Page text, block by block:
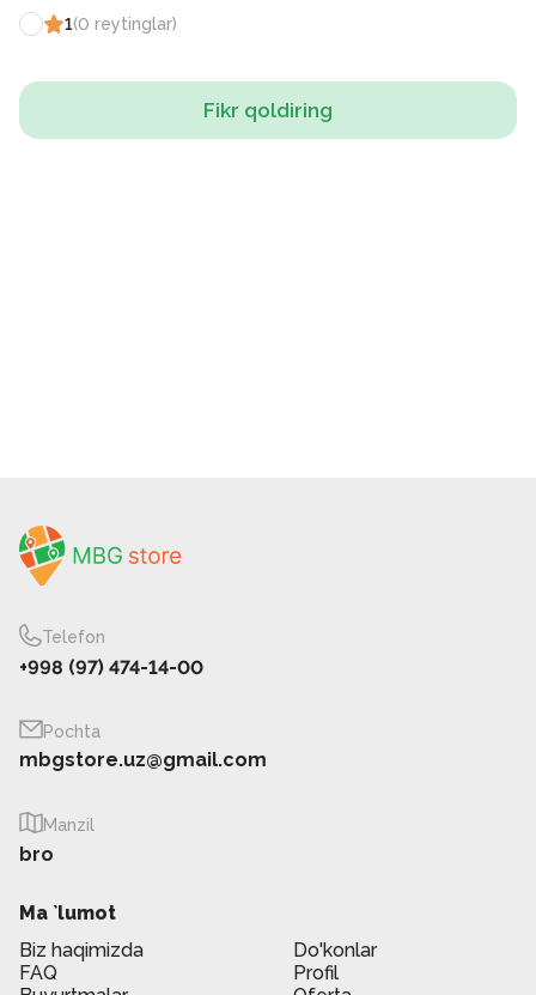
1(0 reytinglar)
Fikr qoldiring
Telefon
+998 (97) 474-14-00
Pochta
mbgstore.uz@gmail.com
Manzil
bro
Ma `lumot
Biz haqimizda
Do'konlar
FAQ
Profil